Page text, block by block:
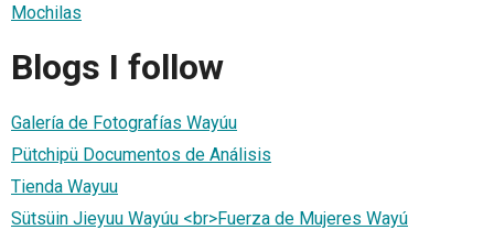
Mochilas
Blogs I follow
Galería de Fotografías Wayúu
Pütchipü Documentos de Análisis
Tienda Wayuu
Sütsüin Jieyuu Wayúu <br>Fuerza de Mujeres Wayú